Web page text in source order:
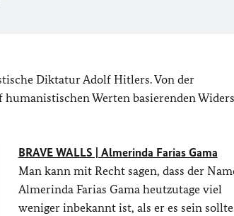
Diktatur Adolf Hitlers. Von der
Werten basierenden
BRAVE WALLS | Almerinda Farias Gama
Man kann mit Recht sagen, dass der
Almerinda Farias Gama heutzutage viel
weniger inbekannt ist, als er es sein